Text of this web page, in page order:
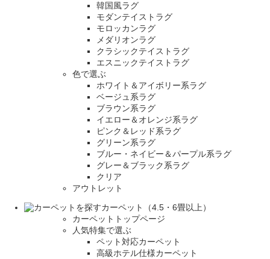
韓国風ラグ
モダンテイストラグ
モロッカンラグ
メダリオンラグ
クラシックテイストラグ
エスニックテイストラグ
色で選ぶ
ホワイト＆アイボリー系ラグ
ベージュ系ラグ
ブラウン系ラグ
イエロー＆オレンジ系ラグ
ピンク＆レッド系ラグ
グリーン系ラグ
ブルー・ネイビー＆パープル系ラグ
グレー＆ブラック系ラグ
クリア
アウトレット
カーペット（4.5・6畳以上）
カーペットトップページ
人気特集で選ぶ
ペット対応カーペット
高級ホテル仕様カーペット